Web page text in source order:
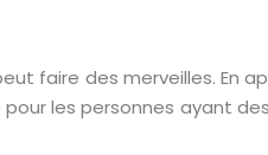
faire des merveilles. En
les personnes ayant